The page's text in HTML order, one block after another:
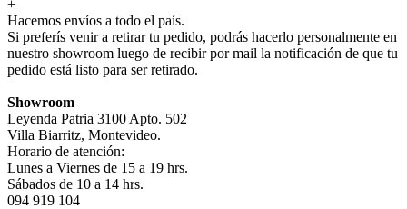
+
Hacemos envíos a todo el país.
Si preferís venir a retirar tu pedido, podrás hacerlo personalmente en
nuestro showroom luego de recibir por mail la notificación de que tu
pedido está listo para ser retirado.
Showroom
Leyenda Patria 3100 Apto. 502
Villa Biarritz, Montevideo.
Horario de atención:
Lunes a Viernes de 15 a 19 hrs.
Sábados de 10 a 14 hrs.
094 919 104